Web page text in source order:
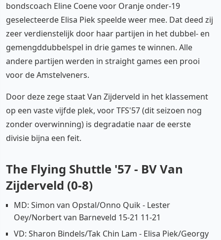
bondscoach Eline Coene voor Oranje onder-19
geselecteerde Elisa Piek speelde weer mee. Dat deed zij
zeer verdienstelijk door haar partijen in het dubbel- en
gemengddubbelspel in drie games te winnen. Alle
andere partijen werden in straight games een prooi
voor de Amstelveners.
Door deze zege staat Van Zijderveld in het klassement
op een vaste vijfde plek, voor TFS'57 (dit seizoen nog
zonder overwinning) is degradatie naar de eerste
divisie bijna een feit.
The Flying Shuttle '57 - BV Van
Zijderveld (0-8)
MD: Simon van Opstal/Onno Quik - Lester
Oey/Norbert van Barneveld 15-21 11-21
VD: Sharon Bindels/Tak Chin Lam - Elisa Piek/Georgy